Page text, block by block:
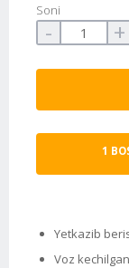
Soni
- +
1
Yetkazib
Voz